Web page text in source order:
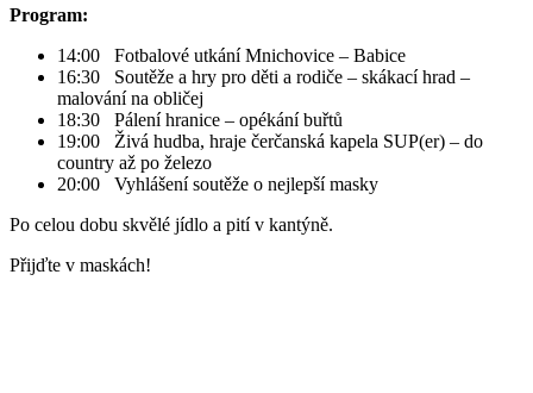
Program:
14:00 Fotbalové utkání Mnichovice – Babice
16:30 Soutěže a hry pro děti a rodiče – skákací hrad –
malování na obličej
18:30 Pálení hranice – opékání buřtů
19:00 Živá hudba, hraje čerčanská kapela SUP(er) – do
country až po železo
20:00 Vyhlášení soutěže o nejlepší masky
Po celou dobu skvělé jídlo a pití v kantýně.
Přijďte v maskách!